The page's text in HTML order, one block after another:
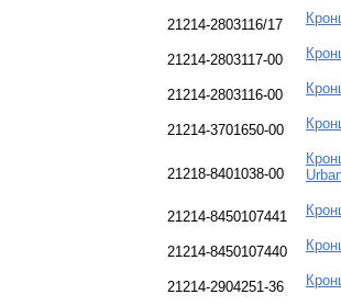
21214-2803116/17
21214-2803117-00
21214-2803116-00
21214-3701650-00
21218-8401038-00
21214-8450107441
21214-8450107440
21214-2904251-36